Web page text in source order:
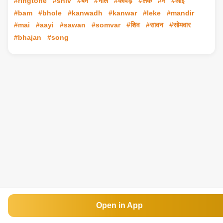
#bam
#bhole #kanwadh #kanwar #leke
#mandir
#mai
#aayi #sawan #somvar #शिव #सावन
#सोमवार
#bhajan
#song
Open in App